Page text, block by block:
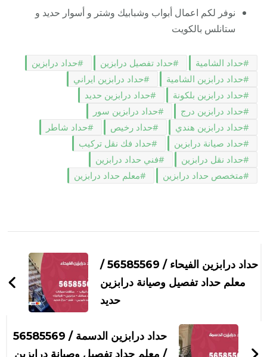
نوفر لكم اعمال أبواب وشبابيك وشتر و أسوار حديد و
ستانلس بالكويت
حداد الشامية حداد تفصيل درابزين
حداد درابزين
حداد درابزين الشامية
حداد درابزين ايراني
حداد درابزين بلكونة
حداد درابزين حديد
حداد درابزين درج
حداد درابزين سور
حداد درابزين هندي
حداد رخيص
حداد شاطر
حداد صيانة درابزين
حداد فك نقل تركيب
حداد نقل درابزين
فني حداد درابزين
متخصص حداد درابزين
معلم حداد درابزين
بين
التدوينات
حداد درابزين الفيحاء / 56585569 /
معلم حداد تفصيل وصيانة درابزين
حديد
حداد درابزين الدسمة / 56585569
/ معلم حداد تفصيل وصيانة درابزين